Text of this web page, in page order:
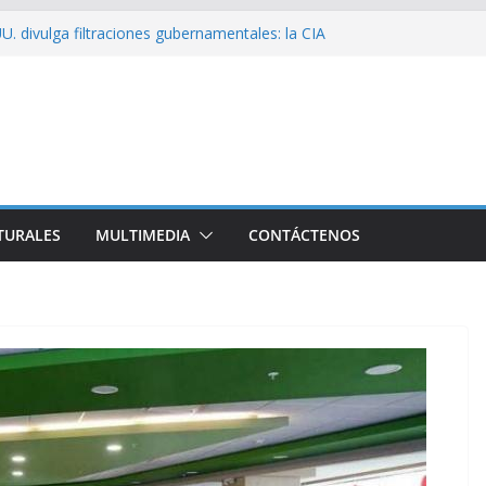
divulga filtraciones gubernamentales: la CIA
para el país
sobre EE. UU.: ¿Será real el miedo?
MULTIMEDIA CONTÁCTENOS